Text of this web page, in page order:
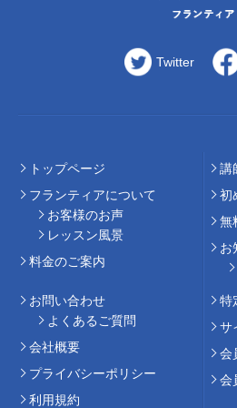
Twitter
トップページ
フランティアについて
お客様のお声
レッスン風景
料⾦のご案内
講
初
無
お
お問い合わせ
よくあるご質問
会社概要
プライバシーポリシー
利用規約
特
サ
会
会